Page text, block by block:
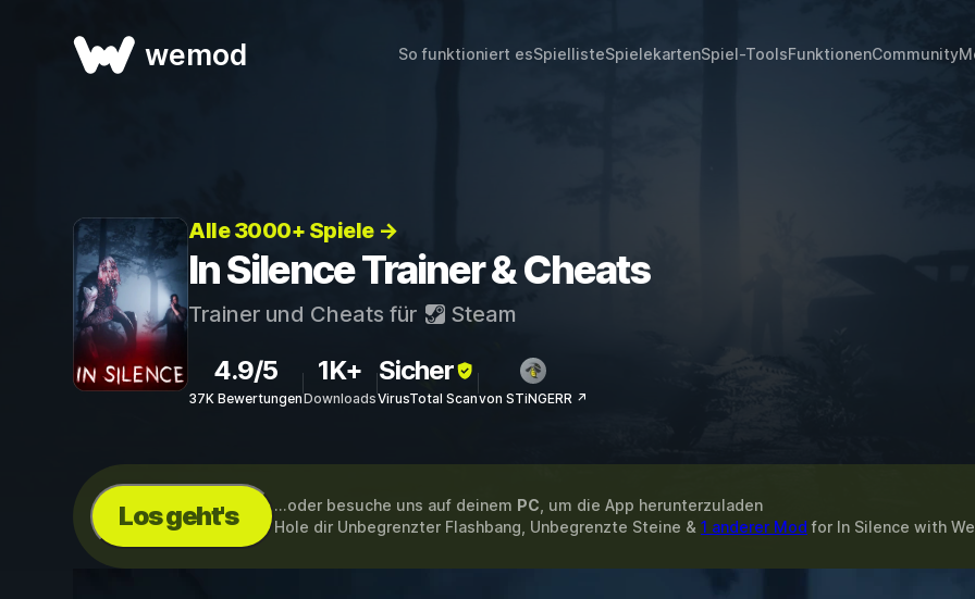
wemod So funktioniert esSpiellisteSpielekartenSpiel-ToolsFunktionenCommunity
Alle 3000+ Spiele →
In Silence Trainer & Cheats
Trainer und Cheats für Steam
4.9/5
37K Bewertungen
1K+
Downloads
Sicher
VirusTotal Scanvon STiNGERR ↗
Los geht's ...oder besuche uns auf deinem PC , um die App herunterzuladen
Hole dir Unbegrenzter Flashbang, Unbegrenzte Steine & 1 anderer Mod for In Silence with